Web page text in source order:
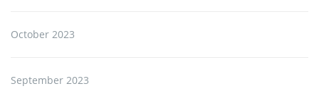
October 2023
September 2023